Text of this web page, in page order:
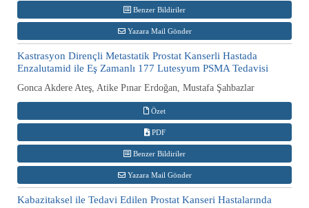
Benzer Bildiriler
Yazara Mail Gönder
Kastrasyon Dirençli Metastatik Prostat Kanserli Hastada
Enzalutamid ile Eş Zamanlı 177 Lutesyum PSMA Tedavisi
Gonca Akdere Ateş, Atike Pınar Erdoğan, Mustafa Şahbazlar
Özet
PDF
Benzer Bildiriler
Yazara Mail Gönder
Kabazitaksel ile Tedavi Edilen Prostat Kanseri Hastalarında